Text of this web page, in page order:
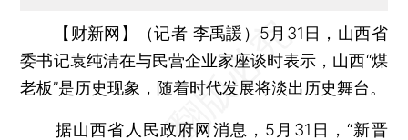
【财新网】（记者 李禹諼） 5月31日，山西省
委书记袁纯清在与民营企业家座谈时表示，山西“煤
老板”是历史现象，随着时代发展将淡出历史舞台。
据山西省人民政府网消息，5月31日，“新晋